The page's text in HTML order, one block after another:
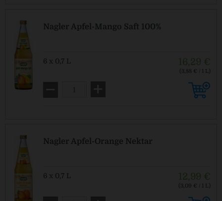
Nagler Apfel-Mango Saft 100%
6 x 0,7 L 16,29 €
(3,88 € / 1 L)
Nagler Apfel-Orange Nektar
6 x 0,7 L 12,99 €
(3,09 € / 1 L)